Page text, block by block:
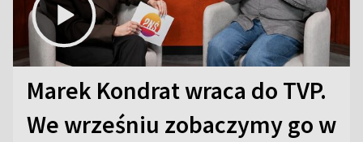
Marek Kondrat wraca do TVP.
We wrześniu zobaczymy go w